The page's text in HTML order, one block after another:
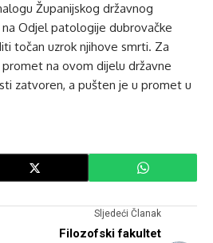
Županijskog državnog
Odjel patologije dubrovačke
točan uzrok njihove smrti. Za
na ovom dijelu državne
zatvoren, a pušten je u promet u
Sljedeći Članak
Filozofski fakultet